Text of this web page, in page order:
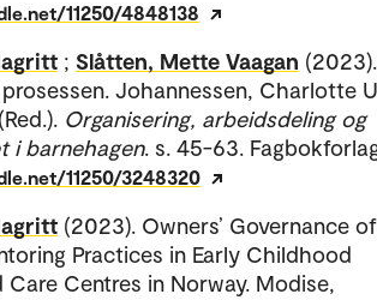
11250/4848138
; Slåtten, Mette Vaagan (2023).
Johannessen, Charlotte
Organisering, arbeidsdeling og
i barnehagen. s. 45-63.
11250/3248320
(2023). Owners’ Governance of
Practices in Early Childhood
Care Centres in Norway. Modise,